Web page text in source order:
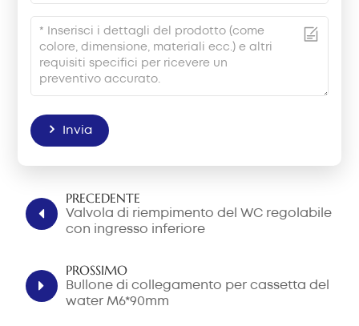
Invia
PRECEDENTE
Valvola di riempimento del WC regolabile
con ingresso inferiore
PROSSIMO
Bullone di collegamento per cassetta del
water M6*90mm